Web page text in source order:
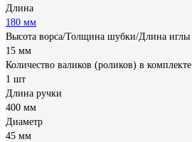
Длина
180 мм
Высота ворса/Толщина шубки/Длина иглы
15 мм
Количество валиков (роликов) в комплекте
1 шт
Длина ручки
400 мм
Диаметр
45 мм